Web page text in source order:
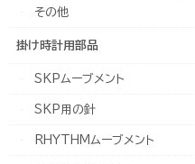
その他
掛け時計用部品
SKPムーブメント
SKP用の針
RHYTHMムーブメント